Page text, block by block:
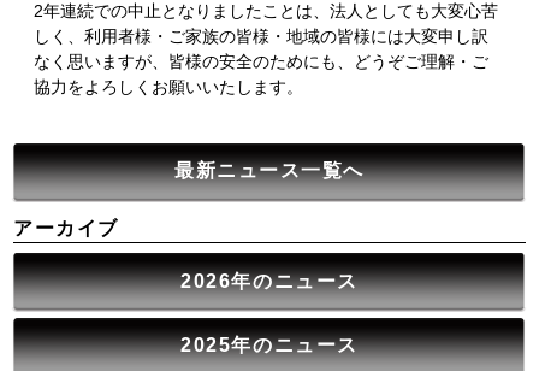
2年連続での中止となりましたことは、法人としても大変心苦
しく、利用者様・ご家族の皆様・地域の皆様には大変申し訳
なく思いますが、皆様の安全のためにも、どうぞご理解・ご
協力をよろしくお願いいたします。
最新ニュース一覧へ
アーカイブ
2026年のニュース
2025年のニュース